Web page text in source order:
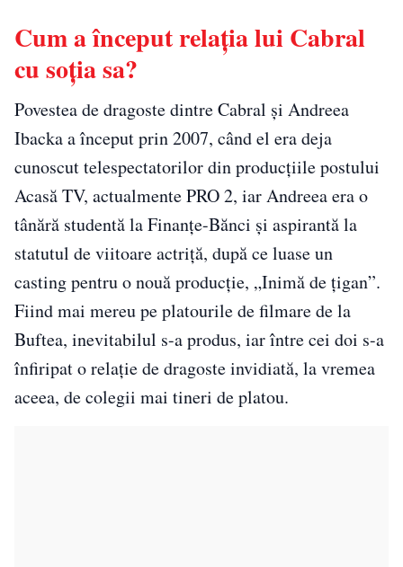
Cum a început relația lui Cabral
cu soția sa?
Povestea de dragoste dintre Cabral și Andreea
Ibacka a început prin 2007, când el era deja
cunoscut telespectatorilor din producțiile postului
Acasă TV, actualmente PRO 2, iar Andreea era o
tânără studentă la Finanțe-Bănci și aspirantă la
statutul de viitoare actriță, după ce luase un
casting pentru o nouă producție, „Inimă de ţigan”.
Fiind mai mereu pe platourile de filmare de la
Buftea, inevitabilul s-a produs, iar între cei doi s-a
înfiripat o relație de dragoste invidiată, la vremea
aceea, de colegii mai tineri de platou.